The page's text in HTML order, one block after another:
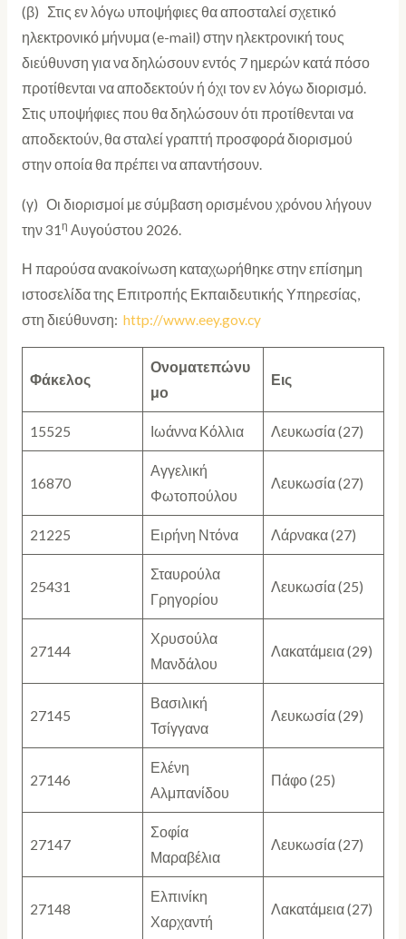
(β) Στις εν λόγω υποψήφιες θα αποσταλεί σχετικό
ηλεκτρονικό μήνυμα (e-mail) στην ηλεκτρονική τους
διεύθυνση για να δηλώσουν εντός 7 ημερών κατά πόσο
προτίθενται να αποδεκτούν ή όχι τον εν λόγω διορισμό.
Στις υποψήφιες που θα δηλώσουν ότι προτίθενται να
αποδεκτούν, θα σταλεί γραπτή προσφορά διορισμού
στην οποία θα πρέπει να απαντήσουν.
(γ) Οι διορισμοί με σύμβαση ορισμένου χρόνου λήγουν
την 31η Αυγούστου 2026.
Η παρούσα ανακοίνωση καταχωρήθηκε στην επίσημη
ιστοσελίδα της Επιτροπής Εκπαιδευτικής Υπηρεσίας,
στη διεύθυνση: http://www.eey.gov.cy
Φάκελος
Ονοματεπώνυ
μο
Εις
15525 Ιωάννα Κόλλια Λευκωσία (27)
16870
Αγγελική
Φωτοπούλου
Λευκωσία (27)
21225 Ειρήνη Ντόνα Λάρνακα (27)
25431
Σταυρούλα
Γρηγορίου
Λευκωσία (25)
27144
Χρυσούλα
Μανδάλου
Λακατάμεια (29)
27145
Βασιλική
Τσίγγανα
Λευκωσία (29)
27146
Ελένη
Αλμπανίδου
Πάφο (25)
27147
Σοφία
Μαραβέλια
Λευκωσία (27)
27148
Ελπινίκη
Χαρχαντή
Λακατάμεια (27)